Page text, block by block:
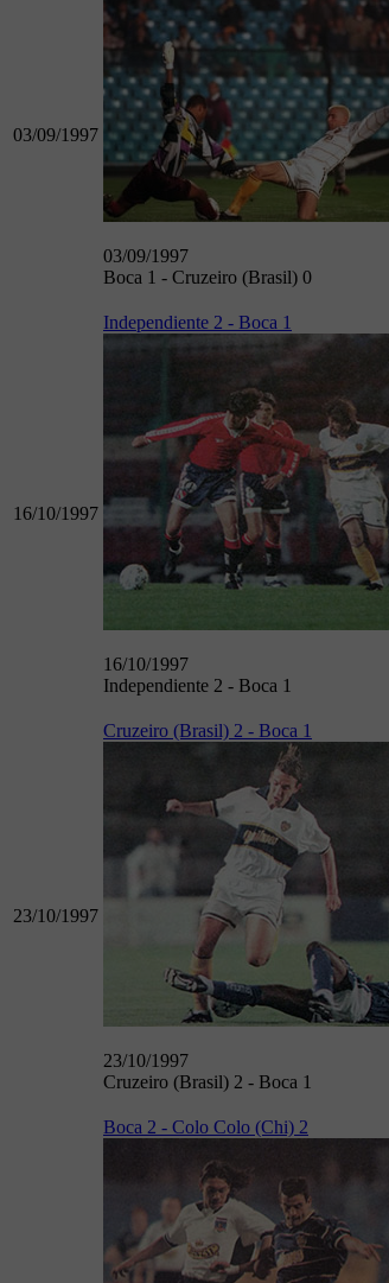
03/09/1997
03/09/1997
Boca 1 - Cruzeiro (Brasil) 0
16/10/1997
Independiente 2 - Boca 1
16/10/1997
Independiente 2 - Boca 1
23/10/1997
Cruzeiro (Brasil) 2 - Boca 1
23/10/1997
Cruzeiro (Brasil) 2 - Boca 1
Boca 2 - Colo Colo (Chi) 2